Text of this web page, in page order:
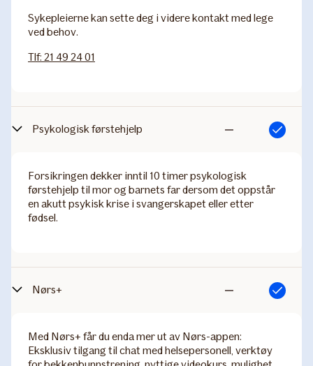
Sykepleierne kan sette deg i videre kontakt med lege
ved behov.
Tlf: 21 49 24 01
Psykologisk førstehjelp Inkludert
Forsikringen dekker inntil 10 timer psykologisk
førstehjelp til mor og barnets far dersom det oppstår
en akutt psykisk krise i svangerskapet eller etter
fødsel.
Nørs+ Inkludert
Med Nørs+ får du enda mer ut av Nørs-appen:
Eksklusiv tilgang til chat med helsepersonell, verktøy